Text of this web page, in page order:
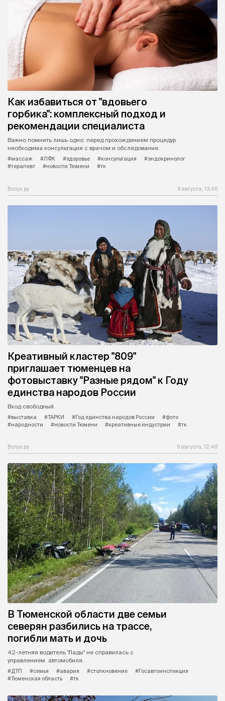
Как избавиться от "вдовьего
горбика": комплексный подход и
рекомендации специалиста
Важно помнить лишь одно: перед прохождением процедур
необходима консультация с врачом и обследование.
#массаж
#ЛФК #здоровье #консультация
#эндокринолог
#терапевт
#новости Тюмени #тк
Вслух.ру 9 августа, 13:46
Креативный кластер "809"
приглашает тюменцев на
фотовыставку "Разные рядом" к Году
единства народов России
Вход свободный.
#выставка
#ТАРКИ #Год единства народов России
#фото
#народности
#новости Тюмени #креативные индустрии #тк
Вслух.ру 9 августа, 12:46
В Тюменской области две семьи
северян разбились на трассе,
погибли мать и дочь
42-летняя водитель "Лады" не справилась с
управлением автомобиля.
#ДТП
#семья #авария #столкновение
#Госавтоинспекция
#Тюменская область
#тк